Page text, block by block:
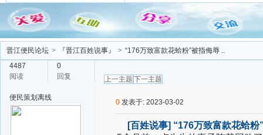
晋江便民论坛 > 『晋江百姓说事』 > “176万致富款花蛤粉”被指侮辱 ..
4487
阅读
0
回复
上一主题 下一主题
便民策划 离线
0 发表于: 2023-03-02
[百姓说事] “176万致富款花蛤